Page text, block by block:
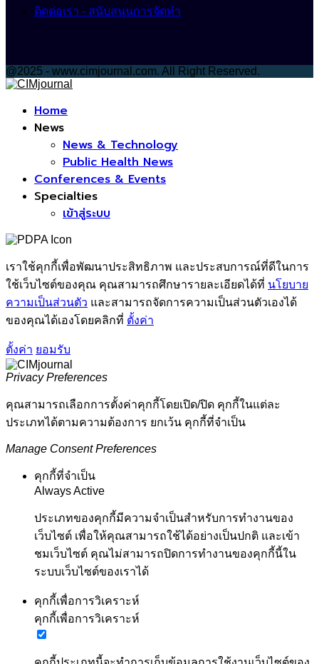
ติดต่อเรา - สนับสนุนการจัดทำ
@2025 - www.cimjournal.com. All Right Reserved.
Home
News
News & Technology
Public Health News
Conferences & Events
Specialties
เข้าสู่ระบบ
เราใช้คุกกี้เพื่อพัฒนาประสิทธิภาพ และประสบการณ์ที่ดีในการ
ใช้เว็บไซต์ของคุณ คุณสามารถศึกษารายละเอียดได้ที่ นโยบาย
ความเป็นส่วนตัว และสามารถจัดการความเป็นส่วนตัวเองได้
ของคุณได้เองโดยคลิกที่ ตั้งค่า
ตั้งค่า ยอมรับ
Privacy Preferences
คุณสามารถเลือกการตั้งค่าคุกกี้โดยเปิด/ปิด คุกกี้ในแต่ละ
ประเภทได้ตามความต้องการ ยกเว้น คุกกี้ที่จำเป็น
Manage Consent Preferences
คุกกี้ที่จำเป็น
Always Active
ประเภทของคุกกี้มีความจำเป็นสำหรับการทำงานของ
เว็บไซต์ เพื่อให้คุณสามารถใช้ได้อย่างเป็นปกติ และเข้า
ชมเว็บไซต์ คุณไม่สามารถปิดการทำงานของคุกกี้นี้ใน
ระบบเว็บไซต์ของเราได้
คุกกี้เพื่อการวิเคราะห์
คุกกี้เพื่อการวิเคราะห์